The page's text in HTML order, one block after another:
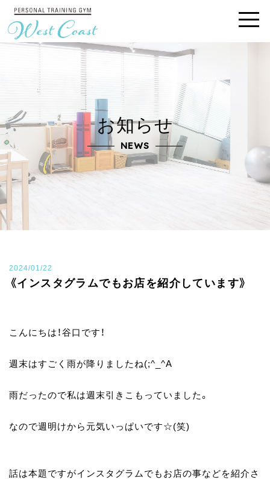
お知らせ
NEWS
2024/01/22
《インスタグラムでもお店を紹介しています》
こんにちは！谷口です！
週末はすごく雨が降りましたね(;^_^A
雨だったので私は週末引きこもっていました。
なので週明けから元気いっぱいです☆(笑)
話は本題ですがインスタグラムでもお店の事などを紹介さ